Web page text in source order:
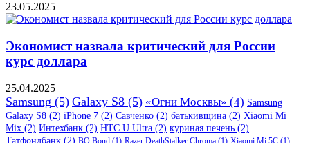
23.05.2025
Экономист назвала критический для России
курс доллара
25.04.2025
Samsung (5) Galaxy S8 (5) «Огни Москвы» (4) Samsung
Galaxy S8 (2) iPhone 7 (2) Савченко (2) батькивщина (2) Xiaomi Mi
Mix (2) Интехбанк (2) HTC U Ultra (2) куриная печень (2)
Татфондбанк (2) BQ Bond (1) Razer DeathStalker Chroma (1) Xiaomi Mi 5C (1)